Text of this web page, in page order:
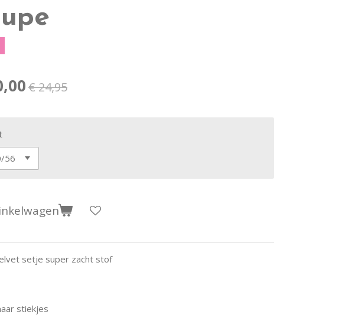
€ 24,95
setje super zacht stof
stiekjes